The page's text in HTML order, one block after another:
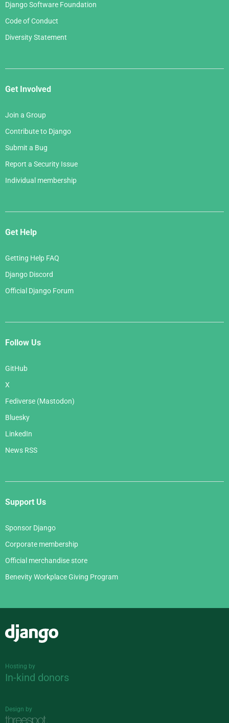
Django Software Foundation
Code of Conduct
Diversity Statement
Get Involved
Join a Group
Contribute to Django
Submit a Bug
Report a Security Issue
Individual membership
Get Help
Getting Help FAQ
Django Discord
Official Django Forum
Follow Us
GitHub
X
Fediverse (Mastodon)
Bluesky
LinkedIn
News RSS
Support Us
Sponsor Django
Corporate membership
Official merchandise store
Benevity Workplace Giving Program
Hosting by
In-kind donors
Design by